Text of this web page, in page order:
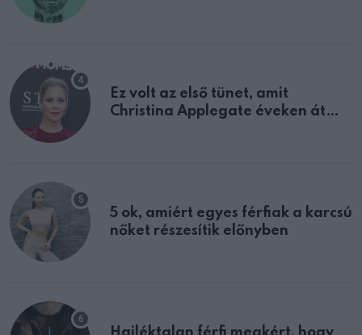
Ez volt az első tünet, amit
Christina Applegate éveken át
5 ok, amiért egyes férfiak a karcsú
nőket részesítik előnyben